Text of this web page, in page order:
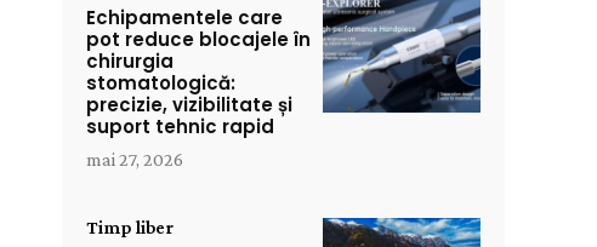
Echipamentele care
pot reduce blocajele în
chirurgia
stomatologică:
precizie, vizibilitate și
suport tehnic rapid
mai 27, 2026
Timp liber